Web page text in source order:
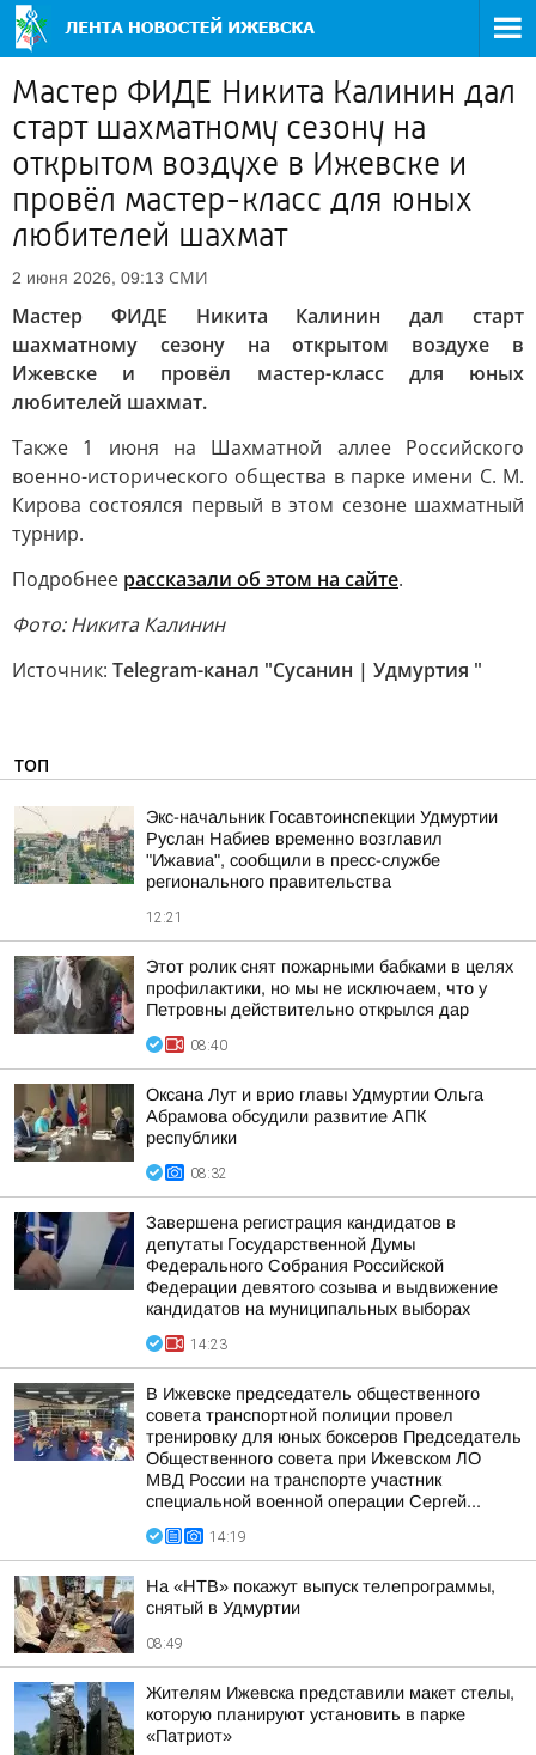
Мастер ФИДЕ Никита Калинин дал
старт шахматному сезону на
открытом воздухе в Ижевске и
провёл мастер-класс для юных
любителей шахмат
2 июня 2026, 09:13 СМИ
Мастер ФИДЕ Никита Калинин дал старт
шахматному сезону на открытом воздухе в
Ижевске и провёл мастер-класс для юных
любителей шахмат.
Также 1 июня на Шахматной аллее Российского
военно-исторического общества в парке имени С. М.
Кирова состоялся первый в этом сезоне шахматный
турнир.
Подробнее рассказали об этом на сайте.
Фото: Никита Калинин
Источник: Telegram-канал "Сусанин | Удмуртия "
ТОП
Экс-начальник Госавтоинспекции Удмуртии
Руслан Набиев временно возглавил
"Ижавиа", сообщили в пресс-службе
регионального правительства
12:21
Этот ролик снят пожарными бабками в целях
профилактики, но мы не исключаем, что у
Петровны действительно открылся дар
08:40
Оксана Лут и врио главы Удмуртии Ольга
Абрамова обсудили развитие АПК
республики
08:32
Завершена регистрация кандидатов в
депутаты Государственной Думы
Федерального Собрания Российской
Федерации девятого созыва и выдвижение
кандидатов на муниципальных выборах
14:23
В Ижевске председатель общественного
совета транспортной полиции провел
тренировку для юных боксеров Председатель
Общественного совета при Ижевском ЛО
МВД России на транспорте участник
специальной военной операции Сергей...
14:19
На «НТВ» покажут выпуск телепрограммы,
снятый в Удмуртии
08:49
Жителям Ижевска представили макет стелы,
которую планируют установить в парке
«Патриот»